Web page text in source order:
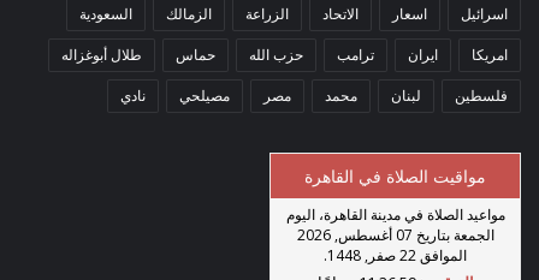
اسرائيل اسعار الاتحاد الزراعة الزمالك السعودية
امريكا ايران ترامب حزب الله حماس طلال أبوغزاله
فلسطين لبنان محمد مصر مصيلحي نادي